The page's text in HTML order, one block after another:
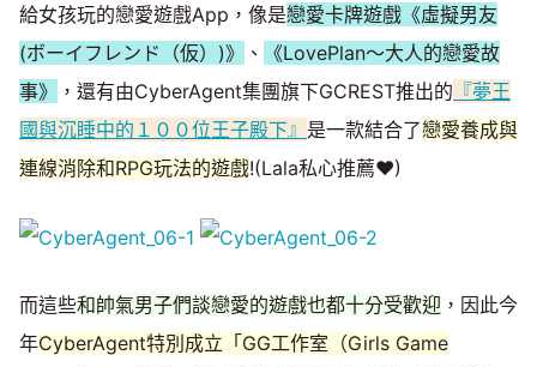
給女孩玩的戀愛遊戲App，像是戀愛卡牌遊戲《虛擬男友
(ボーイフレンド（仮）)》
、
《LovePlan～大人的戀愛故
事》
，還有由CyberAgent集團旗下GCREST推出的 『夢王
國與沉睡中的１００位王子殿下』 是一款結合了戀愛養成與
連線消除和RPG玩法的遊戲!(Lala私心推薦♥)
而這些和帥氣男子們談戀愛的遊戲也都十分受歡迎 ，因此今
年CyberAgent特別成立「GG工作室（Girls Game